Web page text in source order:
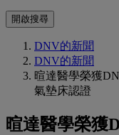
開啟搜尋
DNV的新聞
DNV的新聞
暄達醫學榮獲
氣墊床認證
暄達醫學榮獲